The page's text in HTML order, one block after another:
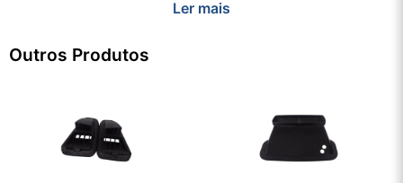
Ler mais
Outros Produtos